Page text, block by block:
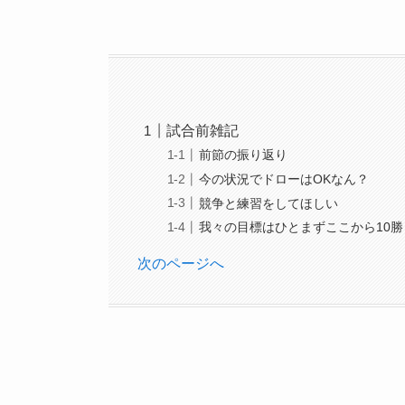
試合前雑記
前節の振り返り
今の状況でドローはOKなん？
競争と練習をしてほしい
我々の目標はひとまずここから10勝
次のページへ